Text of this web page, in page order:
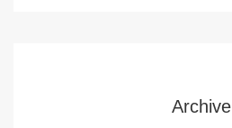
Archive